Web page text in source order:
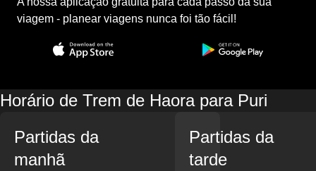
viagem - planear viagens nunca foi tão fácil!
Horário de Trem de Haora para Puri
Partidas da
manhã
Partidas da
tarde